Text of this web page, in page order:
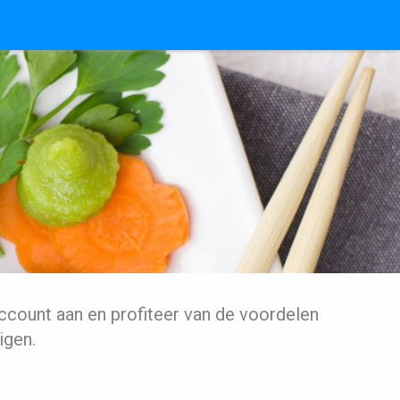
aan en profiteer van de voordelen